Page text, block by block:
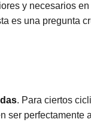
y necesarios
es una pregunta
. Para ciertos
ser perfectamente